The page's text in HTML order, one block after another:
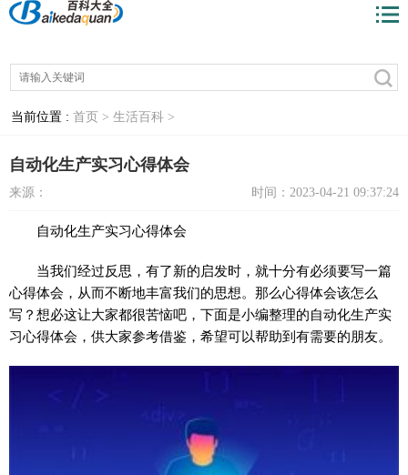
当前位置 : 首页 > 生活百科 >
自动化生产实习心得体会
来源： 时间：2023-04-21 09:37:24
自动化生产实习心得体会
当我们经过反思，有了新的启发时，就十分有必须要写一篇
心得体会，从而不断地丰富我们的思想。那么心得体会该怎么
写？想必这让大家都很苦恼吧，下面是小编整理的自动化生产实
习心得体会，供大家参考借鉴，希望可以帮助到有需要的朋友。